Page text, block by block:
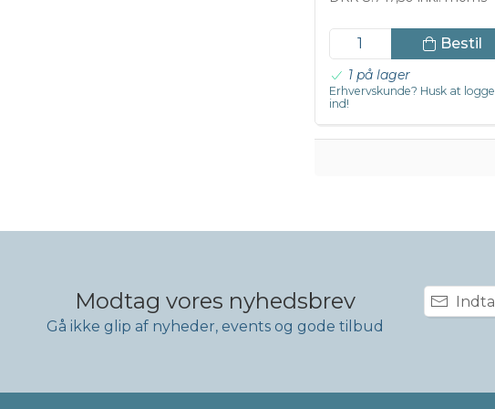
Bestil
1 på lager
Erhvervskunde? Husk at logge
ind!
Modtag vores nyhedsbrev
Gå ikke glip af nyheder, events og gode tilbud